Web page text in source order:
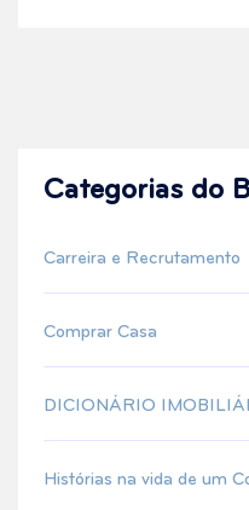
Categorias do
Carreira e Recrutamento
Comprar Casa
DICIONÁRIO
Histórias na vida de um